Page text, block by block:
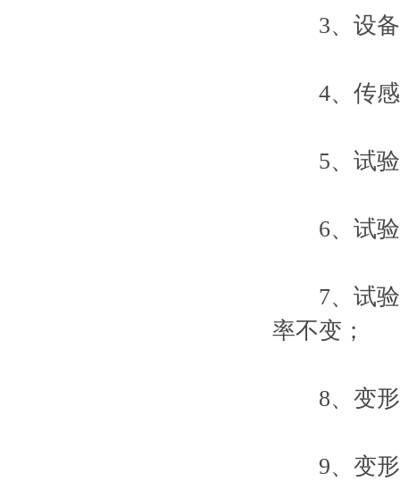
3、设备
4、传感
5、试验
6、试验
7、试验
率不变；
8、变形
9、变形